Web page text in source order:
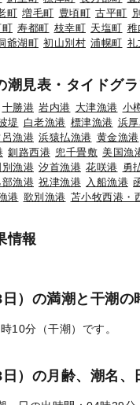
町 増毛町 豊頃町 古平町
町 寿都町 枝幸町 天塩町 稚
爺湖町 初山別村 浦幌町 礼
潮見表・タイドグ
十勝港 岩内港 大津漁港 小
堤 白老漁港 標津漁港 浜
呂漁港 浜猿払漁港 黄金漁港
釧路西港 兜千畳敷 美国漁
別漁港 汐首漁港 花咲港 勇
部漁港 祝津漁港 入船漁港
港 歌別漁港 苫小牧西港・
情報
）の満潮と干潮の
10分（干潮）です。
）の月齢、潮名